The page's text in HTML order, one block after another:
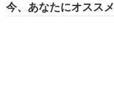
今、あなたにオススメ